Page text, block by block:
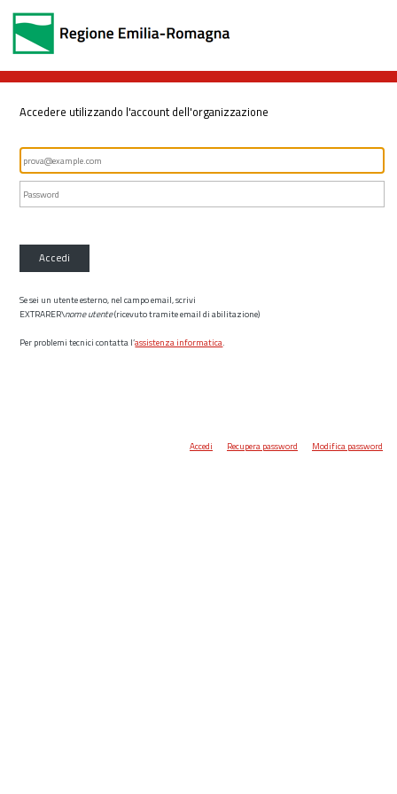
Accedere utilizzando l'account dell'organizzazione
Accedi
Se sei un utente esterno, nel campo email, scrivi
EXTRARER\nome utente(ricevuto tramite email di abilitazione)
Per problemi tecnici contatta l’assistenza informatica.
Accedi Recupera password Modifica password